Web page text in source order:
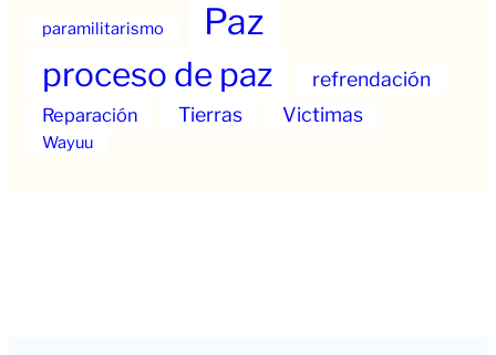
paramilitarismo Paz
proceso de paz refrendación
Reparación Tierras Victimas
Wayuu